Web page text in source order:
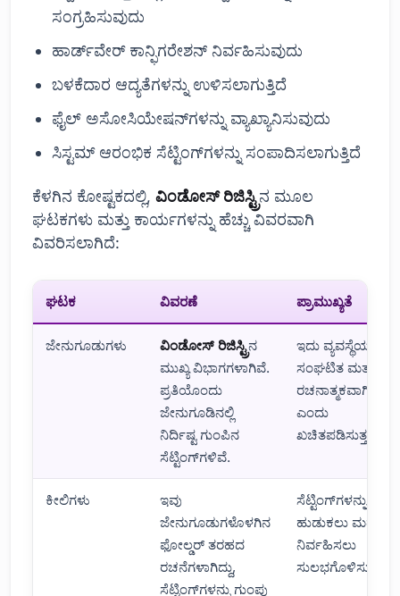
ಸಂಗ್ರಹಿಸುವುದು
ಹಾರ್ಡ್‌ವೇರ್ ಕಾನ್ಫಿಗರೇಶನ್ ನಿರ್ವಹಿಸುವುದು
ಬಳಕೆದಾರ ಆದ್ಯತೆಗಳನ್ನು ಉಳಿಸಲಾಗುತ್ತಿದೆ
ಫೈಲ್ ಅಸೋಸಿಯೇಷನ್‌ಗಳನ್ನು ವ್ಯಾಖ್ಯಾನಿಸುವುದು
ಸಿಸ್ಟಮ್ ಆರಂಭಿಕ ಸೆಟ್ಟಿಂಗ್‌ಗಳನ್ನು ಸಂಪಾದಿಸಲಾಗುತ್ತಿದೆ
ಕೆಳಗಿನ ಕೋಷ್ಟಕದಲ್ಲಿ, ವಿಂಡೋಸ್ ರಿಜಿಸ್ಟ್ರಿನ ಮೂಲ
ಘಟಕಗಳು ಮತ್ತು ಕಾರ್ಯಗಳನ್ನು ಹೆಚ್ಚು ವಿವರವಾಗಿ
ವಿವರಿಸಲಾಗಿದೆ:
ಘಟಕ ವಿವರಣೆ ಪ್ರಾಮುಖ್ಯತೆ
ಜೇನುಗೂಡುಗಳು ವಿಂಡೋಸ್ ರಿಜಿಸ್ಟ್ರಿನ
ಮುಖ್ಯ ವಿಭಾಗಗಳಾಗಿವೆ.
ಪ್ರತಿಯೊಂದು
ಜೇನುಗೂಡಿನಲ್ಲಿ
ನಿರ್ದಿಷ್ಟ ಗುಂಪಿನ
ಸೆಟ್ಟಿಂಗ್‌ಗಳಿವೆ.
ಇದು ವ್ಯವಸ್ಥೆಯು
ಸಂಘಟಿತ ಮತ್ತು
ರಚನಾತ್ಮಕವಾಗಿದೆ
ಎಂದು
ಖಚಿತಪಡಿಸುತ್ತದೆ.
ಕೀಲಿಗಳು
ಇವು
ಜೇನುಗೂಡುಗಳೊಳಗಿನ
ಫೋಲ್ಡರ್ ತರಹದ
ರಚನೆಗಳಾಗಿದ್ದು,
ಸೆಟ್ಟಿಂಗ್‌ಗಳನ್ನು ಗುಂಪು
ಸೆಟ್ಟಿಂಗ್‌ಗಳನ್ನು
ಹುಡುಕಲು ಮತ್ತು
ನಿರ್ವಹಿಸಲು
ಸುಲಭಗೊಳಿಸುತ್ತದೆ.